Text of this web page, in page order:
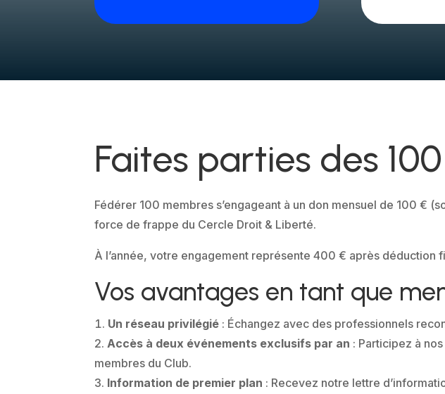
Faites parties des
Fédérer 100 membres s’engageant à un don mensuel de 100 €
force de frappe du Cercle Droit & Liberté.
À l’année, votre engagement représente 400 € après
Vos avantages en tant que
Un réseau privilégié : Échangez avec des professionnels
Accès à deux événements exclusifs par an : Participez à
membres du Club.
Information de premier plan : Recevez notre lettre